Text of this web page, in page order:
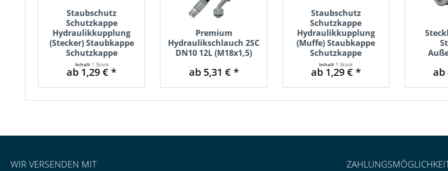
Staubschutz
Schutzkappe
Hydraulikkupplung
(Stecker) Staubkappe
Schutzkappe
Inhalt 1 Stück
ab 1,29 € *
Premium
Hydraulikschlauch 2SC
DN10 12L (M18x1,5)
ab 5,31 € *
Staubschutz
Schutzkappe
Hydraulikkupplung
(Muffe) Staubkappe
Schutzkappe
Inhalt 1 Stück
ab 1,29 € * ab
WIR VERSENDEN MIT